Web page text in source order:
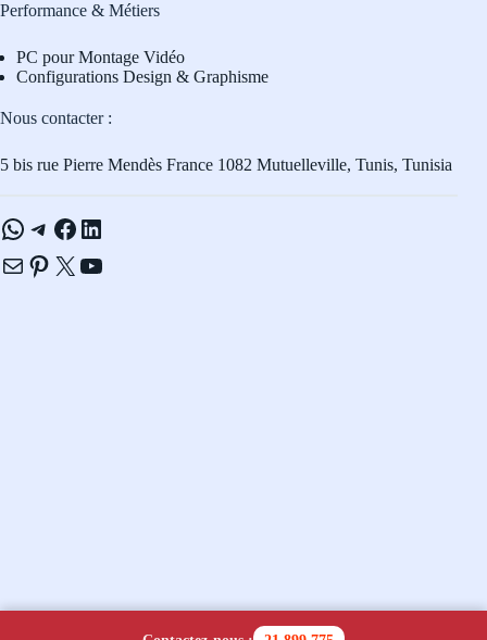
Performance & Métiers
PC pour Montage Vidéo
Configurations Design & Graphisme
Nous contacter :
5 bis rue Pierre Mendès France 1082 Mutuelleville, Tunis, Tunisia
WhatsApp
Telegram
Facebook
LinkedIn
E-mailPinterest
X YouTube
Copyright © 2026 - Navicom Tunisie